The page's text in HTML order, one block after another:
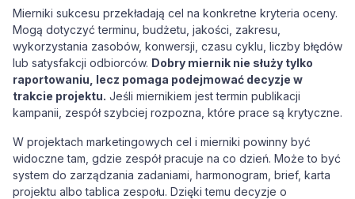
Mierniki sukcesu przekładają cel na konkretne kryteria oceny.
Mogą dotyczyć terminu, budżetu, jakości, zakresu,
wykorzystania zasobów, konwersji, czasu cyklu, liczby błędów
lub satysfakcji odbiorców. Dobry miernik nie służy tylko
raportowaniu, lecz pomaga podejmować decyzje w
trakcie projektu. Jeśli miernikiem jest termin publikacji
kampanii, zespół szybciej rozpozna, które prace są krytyczne.
W projektach marketingowych cel i mierniki powinny być
widoczne tam, gdzie zespół pracuje na co dzień. Może to być
system do zarządzania zadaniami, harmonogram, brief, karta
projektu albo tablica zespołu. Dzięki temu decyzje o